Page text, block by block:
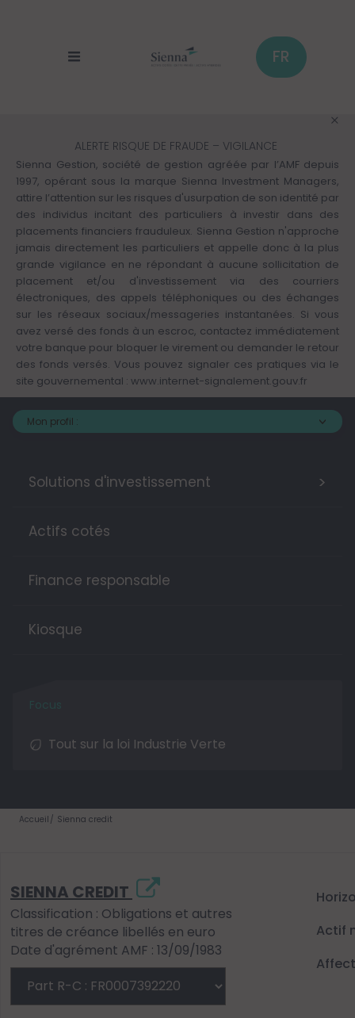
FR
ALERTE RISQUE DE FRAUDE – VIGILANCE
Sienna Gestion, société de gestion agréée par l’AMF depuis
1997, opérant sous la marque Sienna Investment Managers,
attire l’attention sur les risques d'usurpation de son identité par
des individus incitant des particuliers à investir dans des
placements financiers frauduleux. Sienna Gestion n'approche
jamais directement les particuliers et appelle donc à la plus
grande vigilance en ne répondant à aucune sollicitation de
placement et/ou d'investissement via des courriers
électroniques, des appels téléphoniques ou des échanges
sur les réseaux sociaux/messageries instantanées. Si vous
avez versé des fonds à un escroc, contactez immédiatement
votre banque pour bloquer le virement ou demander le retour
des fonds versés. Vous pouvez signaler ces pratiques via le
site gouvernemental : www.internet-signalement.gouv.fr
Mon profil :
Solutions d'investissement >
Actifs cotés
Finance responsable
Kiosque
Tout sur la loi Industrie Verte
Accueil Sienna credit
SIENNA CREDIT
Classification : Obligations et autres
titres de créance libellés en euro
Date d'agrément AMF : 13/09/1983
Actif